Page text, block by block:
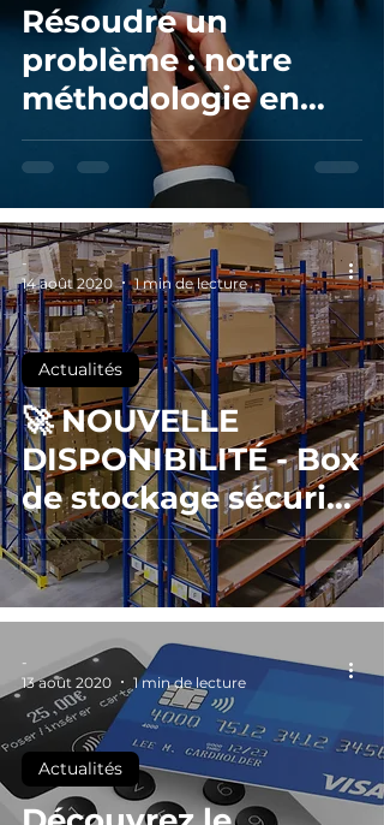
Résoudre un
problème : notre
méthodologie en
cinq étapes
🚀 NOUVELLE
DISPONIBILITÉ - Box
de stockage sécurisé
31 m² sur Pertuis à
partir du 1er janvier
2021
Actualités
-
14 août 2020
1 min de lecture
Actualités
-
13 août 2020
1 min de lecture